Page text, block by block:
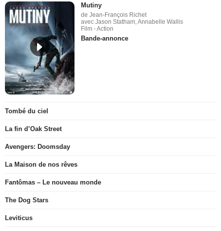
Mutiny
de Jean-François Richet
avec Jason Statham, Annabelle Wallis
Film - Action
Bande-annonce
Tombé du ciel
La fin d’Oak Street
Avengers: Doomsday
La Maison de nos rêves
Fantômas – Le nouveau monde
The Dog Stars
Leviticus